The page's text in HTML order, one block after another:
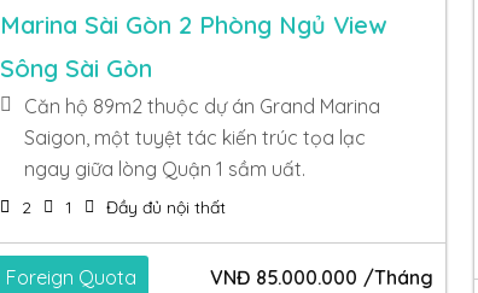
Marina Sài Gòn 2 Phòng Ngủ View
Sông Sài Gòn
Căn hộ 89m2 thuộc dự án Grand Marina
Saigon, một tuyệt tác kiến trúc tọa lạc
ngay giữa lòng Quận 1 sầm uất.
2 1 Đầy đủ nội thất
Foreign Quota VNĐ 85.000.000 /Tháng